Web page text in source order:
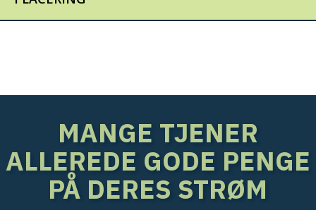
MANGE TJENER
ALLEREDE GODE PENGE
PÅ DERES STRØM